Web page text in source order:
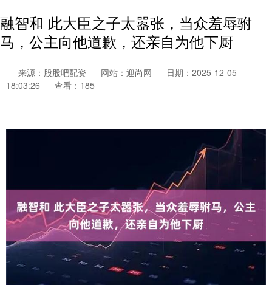
融智和 此大臣之子太嚣张，当众羞辱驸
马，公主向他道歉，还亲自为他下厨
来源：股股吧配资 网站：迎尚网
日期：2025-12-05
18:03:26
查看：185